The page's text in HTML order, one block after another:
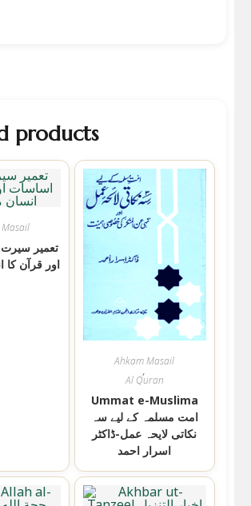
products
تعمیر
اور قرآن
Ahkam Masail
,
Al Quran
Ummat e-Muslima
امت مسلمہ کے لیے سہ
نکاتی لایحہ عمل-ڈاکٹر
اسرار احمد